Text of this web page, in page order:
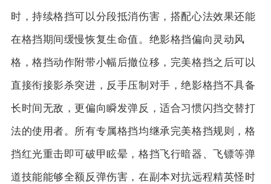
时，持续格挡可以分段抵消伤害，搭配心法效果还能
在格挡期间缓慢恢复生命值。绝影格挡偏向灵动风
格，格挡动作附带小幅后撤位移，完美格挡之后可以
直接衔接影杀突进，反手压制对手，绝影格挡不具备
长时间无敌，更偏向瞬发弹反，适合习惯闪挡交替打
法的使用者。所有专属格挡均继承完美格挡规则，格
挡红光重击即可破甲眩晕，格挡飞行暗器、飞镖等弹
道技能能够全额反弹伤害，在副本对抗远程精英怪时